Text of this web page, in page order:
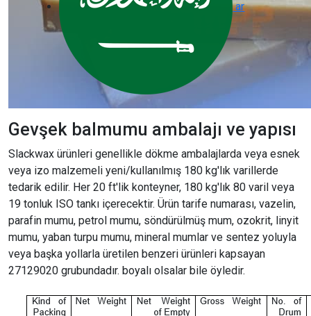
ar
Gevşek balmumu ambalajı ve yapısı
Slackwax ürünleri genellikle dökme ambalajlarda veya esnek
veya izo malzemeli yeni/kullanılmış 180 kg'lık varillerde
tedarik edilir. Her 20 ft'lik konteyner, 180 kg'lık 80 varil veya
19 tonluk ISO tankı içerecektir. Ürün tarife numarası, vazelin,
parafin mumu, petrol mumu, söndürülmüş mum, ozokrit, linyit
mumu, yaban turpu mumu, mineral mumlar ve sentez yoluyla
veya başka yollarla üretilen benzeri ürünleri kapsayan
27129020 grubundadır. boyalı olsalar bile öyledir.